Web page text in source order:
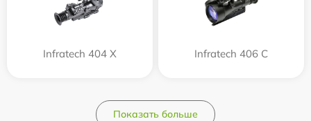
Infratech 404 Х Infratech 406 С
Показать больше